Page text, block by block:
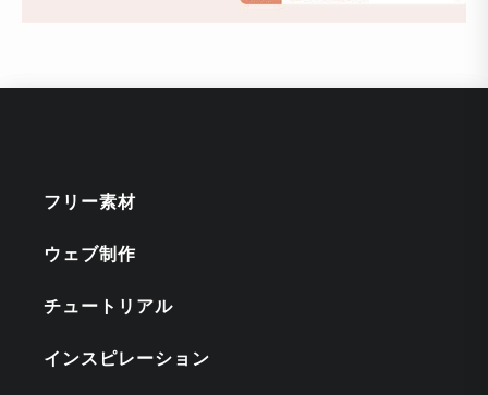
フリー素材
ウェブ制作
チュートリアル
インスピレーション